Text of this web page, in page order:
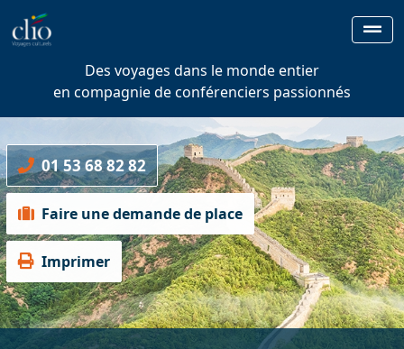
Des voyages dans le monde entier
en compagnie de conférenciers passionnés
01 53 68 82 82
Faire une demande de place
Imprimer